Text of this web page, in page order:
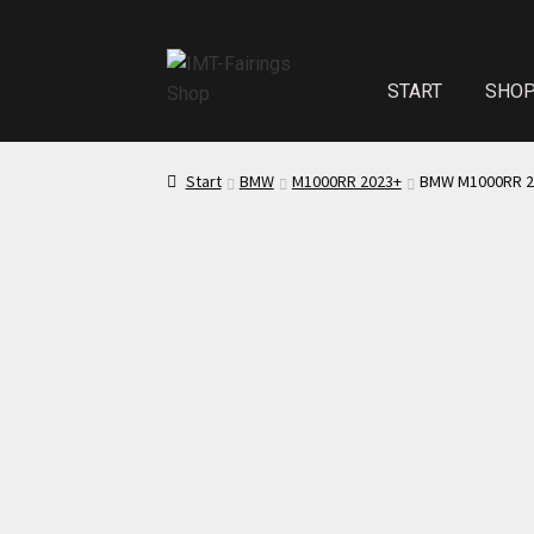
START SHOP
Start BMW M1000RR 2023+ BMW M1000RR